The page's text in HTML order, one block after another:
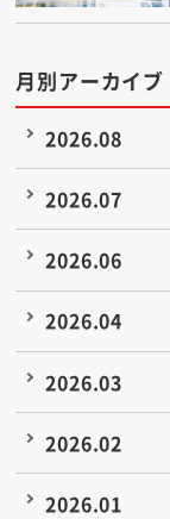
月別アーカイブ
2026.08
2026.07
2026.06
2026.04
2026.03
2026.02
2026.01